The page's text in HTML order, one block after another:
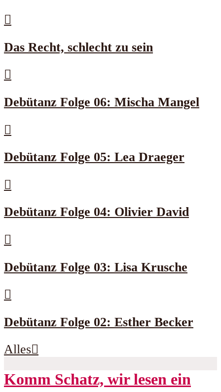
Das Recht, schlecht zu sein
Debütanz Folge 06: Mischa Mangel
Debütanz Folge 05: Lea Draeger
Debütanz Folge 04: Olivier David
Debütanz Folge 03: Lisa Krusche
Debütanz Folge 02: Esther Becker
Alles
Komm Schatz, wir lesen ein